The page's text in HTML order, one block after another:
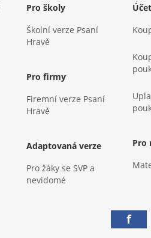
Pro školy
Školní verze Psaní
Hravě
Pro firmy
Firemní verze Psaní
Hravě
Adaptovaná verze
Pro žáky se SVP a
nevidomé
Účet
Pro
f